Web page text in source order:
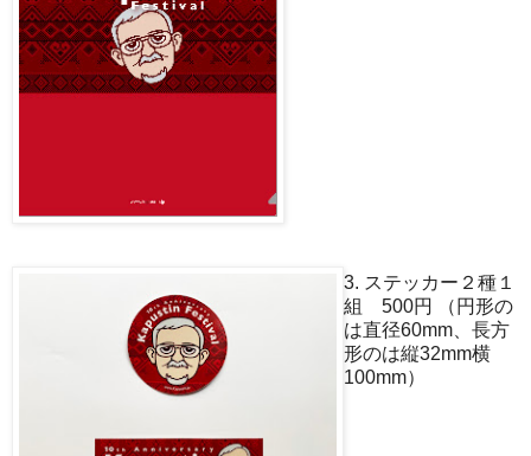
3. ステッカー２種１
組 500円 （円形の
は直径60mm、長方
形のは縦32mm横
100mm）